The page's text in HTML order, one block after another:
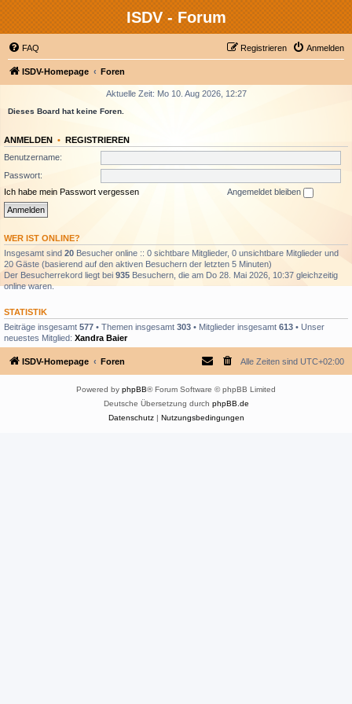
ISDV - Forum
FAQ Anmelden
Registrieren
ISDV-Homepage Foren
Aktuelle Zeit: Mo 10. Aug 2026, 12:27
Dieses Board hat keine Foren.
ANMELDEN • REGISTRIEREN
Benutzername:
Passwort:
Ich habe mein Passwort vergessen
Angemeldet bleiben
WER IST ONLINE?
Insgesamt sind 20 Besucher online :: 0 sichtbare Mitglieder, 0 unsichtbare Mitglieder und
20 Gäste (basierend auf den aktiven Besuchern der letzten 5 Minuten)
Der Besucherrekord liegt bei 935 Besuchern, die am Do 28. Mai 2026, 10:37 gleichzeitig
online waren.
STATISTIK
Beiträge insgesamt 577 • Themen insgesamt 303 • Mitglieder insgesamt 613 • Unser
neuestes Mitglied: Xandra Baier
ISDV-Homepage Foren Alle Zeiten sind UTC+02:00
Powered by phpBB® Forum Software © phpBB Limited
Deutsche Übersetzung durch phpBB.de
Datenschutz| Nutzungsbedingungen